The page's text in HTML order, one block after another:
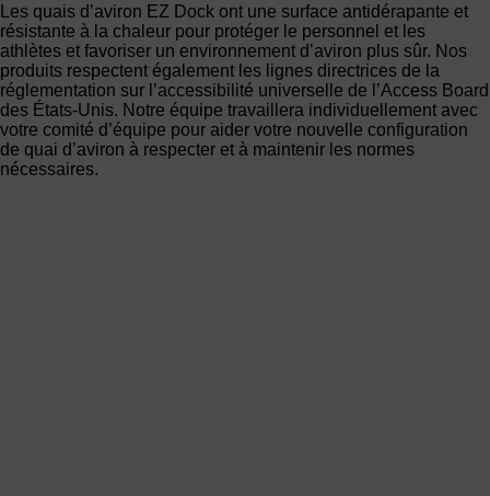
Les quais d’aviron EZ Dock ont une surface antidérapante et
résistante à la chaleur pour protéger le personnel et les
athlètes et favoriser un environnement d’aviron plus sûr. Nos
produits respectent également les lignes directrices de la
réglementation sur l’accessibilité universelle de l’Access Board
des États-Unis. Notre équipe travaillera individuellement avec
votre comité d’équipe pour aider votre nouvelle configuration
de quai d’aviron à respecter et à maintenir les normes
nécessaires.